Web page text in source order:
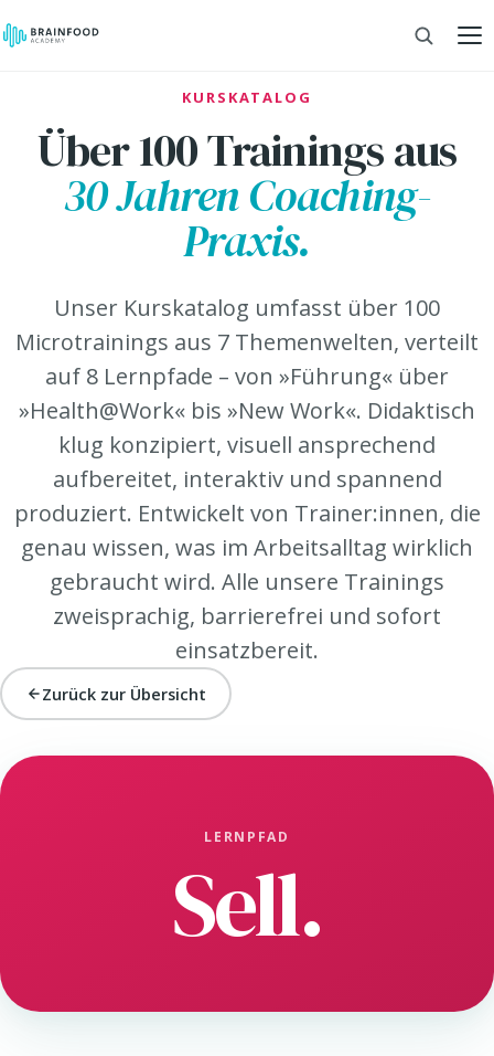
KURSKATALOG
Über 100 Trainings aus
30 Jahren Coaching-
Praxis.
Unser Kurskatalog umfasst über 100
Microtrainings aus 7 Themenwelten, verteilt
auf 8 Lernpfade – von »Führung« über
»Health@Work« bis »New Work«. Didaktisch
klug konzipiert, visuell ansprechend
aufbereitet, interaktiv und spannend
produziert. Entwickelt von Trainer:innen, die
genau wissen, was im Arbeitsalltag wirklich
gebraucht wird. Alle unsere Trainings
zweisprachig, barrierefrei und sofort
einsatzbereit.
Zurück zur Übersicht
LERNPFAD
Sell.